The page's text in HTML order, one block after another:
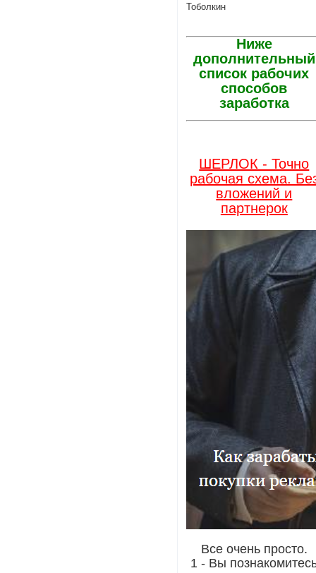
Тоболкин
Ниже
дополнительный
список рабочих
способов
заработка
ШЕРЛОК - Точно
рабочая схема.
вложений и
партнерок
Все очень просто.
1 - Вы